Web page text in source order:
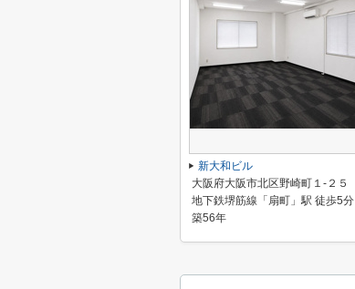
新大和ビル
大阪府大阪市北区野崎町１-２５
地下鉄堺筋線「扇町」駅 徒歩5分
築56年